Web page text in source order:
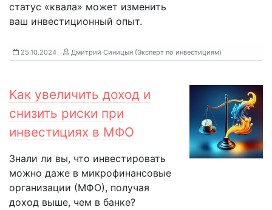
статус «квала» может изменить
ваш инвестиционный опыт.
25.10.2024 Дмитрий Синицын (Эксперт по инвестициям)
Как увеличить доход и
снизить риски при
инвестициях в МФО
Знали ли вы, что инвестировать
можно даже в микрофинансовые
организации (МФО), получая
доход выше, чем в банке?